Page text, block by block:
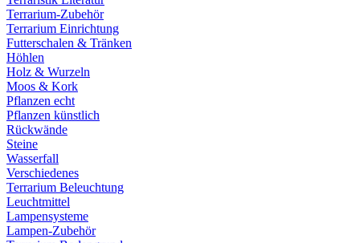
Terrarium-Zubehör
Terrarium Einrichtung
Futterschalen & Tränken
Höhlen
Holz & Wurzeln
Moos & Kork
Pflanzen echt
Pflanzen künstlich
Rückwände
Steine
Wasserfall
Verschiedenes
Terrarium Beleuchtung
Leuchtmittel
Lampensysteme
Lampen-Zubehör